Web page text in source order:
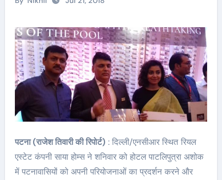
पटना (राजेश तिवारी की रिपोर्ट) : दिल्ली/एनसीआर स्थित रियल
एस्टेट कंपनी साया होम्स ने शनिवार को होटल पाटलिपुत्रा अशोक
में पटनावासियों को अपनी परियोजनाओं का प्रदर्शन करने और